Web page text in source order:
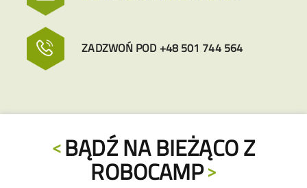
ZADZWOŃ POD +48 501 744 564
BĄDŹ NA BIEŻĄCO Z
ROBOCAMP